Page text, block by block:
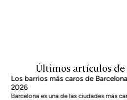
Últimos artículos
Los barrios más caros de
2026
Barcelona es una de las ciudades más